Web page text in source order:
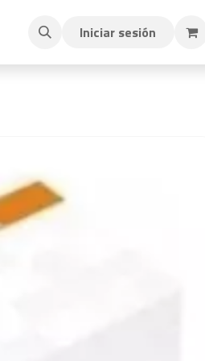
Iniciar sesión